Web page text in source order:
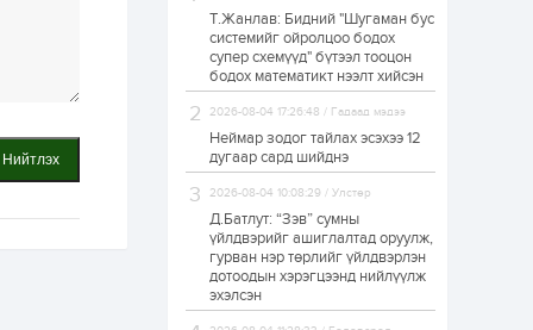
Нийтлэх
“Хотын дарга сонсож
байна” 150150 тусгай
дугаарыг
наймдугаар сарын
14-нөөс ажиллуулж...
19 цаг 0
“Чингис хаан” олон
улсын нисэх буудал
руу нийтийн тээврийн
автобус 24 цагаар
үйлчилж байна
1 өдөр 1 0
Нийслэлийн
бүртгэл энэ сарын 10-
Т.Жанлав: Бидний "Шугаман бус
системийг ойролцоо бодох
супер схемүүд" бүтээл тооцон
бодох математикт нээлт хийсэн
2026-08-04 17:26:48 / Гадаад мэдээ
Неймар зодог тайлах эсэхээ 12
дугаар сард шийднэ
2026-08-04 10:08:29 / Улстөр
Д.Батлут: “Зэв” сумны
үйлдвэрийг ашиглалтад оруулж,
гурван нэр төрлийг үйлдвэрлэн
дотоодын хэрэгцээнд нийлүүлж
эхэлсэн